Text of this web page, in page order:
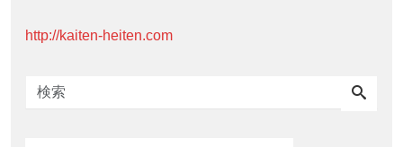
http://kaiten-heiten.com